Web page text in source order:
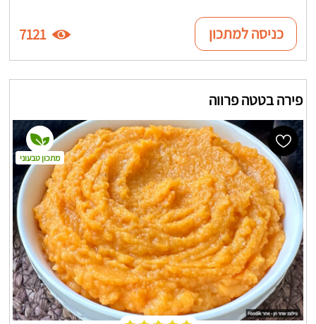
כניסה למתכון 7121
פירה בטטה פרווה
מתכון טבעוני